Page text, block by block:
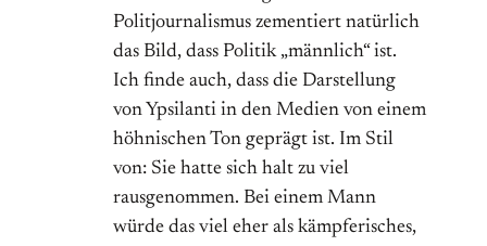
Politjournalismus zementiert natürlich
das Bild, dass Politik „männlich“ ist.
Ich finde auch, dass die Darstellung
von Ypsilanti in den Medien von einem
höhnischen Ton geprägt ist. Im Stil
von: Sie hatte sich halt zu viel
rausgenommen. Bei einem Mann
würde das viel eher als kämpferisches,